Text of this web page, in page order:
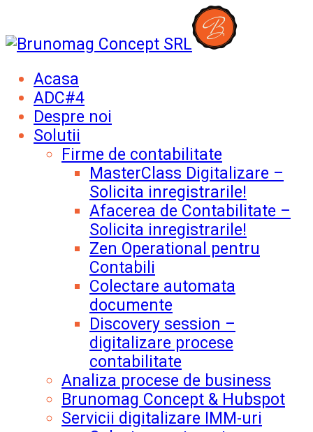
Acasa
ADC#4
Despre noi
Solutii
Firme de contabilitate
MasterClass Digitalizare –
Solicita inregistrarile!
Afacerea de Contabilitate –
Solicita inregistrarile!
Zen Operational pentru
Contabili
Colectare automata
documente
Discovery session –
digitalizare procese
contabilitate
Analiza procese de business
Brunomag Concept & Hubspot
Servicii digitalizare IMM-uri